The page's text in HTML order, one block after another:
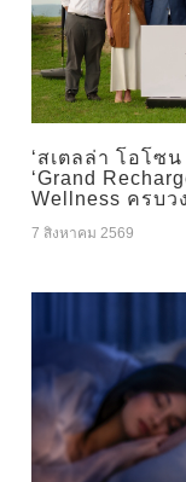
‘สเตลล่า โอโซ
‘Grand
Wellness ครบว
7 สิงหาคม 2569